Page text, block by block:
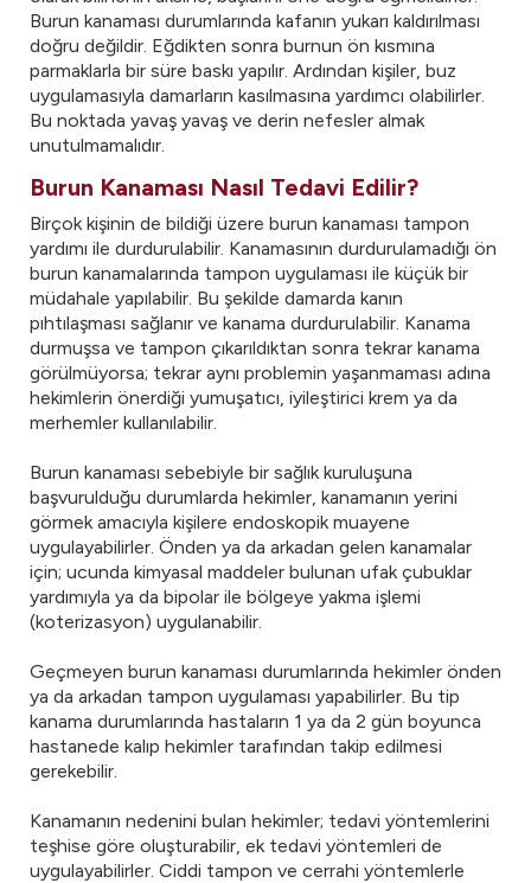
Burun kanaması durumlarında kafanın yukarı kaldırılması
doğru değildir. Eğdikten sonra burnun ön kısmına
parmaklarla bir süre baskı yapılır. Ardından kişiler, buz
uygulamasıyla damarların kasılmasına yardımcı olabilirler.
Bu noktada yavaş yavaş ve derin nefesler almak
unutulmamalıdır.
Burun Kanaması Nasıl Tedavi Edilir?
Birçok kişinin de bildiği üzere burun kanaması tampon
yardımı ile durdurulabilir. Kanamasının durdurulamadığı ön
burun kanamalarında tampon uygulaması ile küçük bir
müdahale yapılabilir. Bu şekilde damarda kanın
pıhtılaşması sağlanır ve kanama durdurulabilir. Kanama
durmuşsa ve tampon çıkarıldıktan sonra tekrar kanama
görülmüyorsa; tekrar aynı problemin yaşanmaması adına
hekimlerin önerdiği yumuşatıcı, iyileştirici krem ya da
merhemler kullanılabilir.
Burun kanaması sebebiyle bir sağlık kuruluşuna
başvurulduğu durumlarda hekimler, kanamanın yerini
görmek amacıyla kişilere endoskopik muayene
uygulayabilirler. Önden ya da arkadan gelen kanamalar
için; ucunda kimyasal maddeler bulunan ufak çubuklar
yardımıyla ya da bipolar ile bölgeye yakma işlemi
(koterizasyon) uygulanabilir.
Geçmeyen burun kanaması durumlarında hekimler önden
ya da arkadan tampon uygulaması yapabilirler. Bu tip
kanama durumlarında hastaların 1 ya da 2 gün boyunca
hastanede kalıp hekimler tarafından takip edilmesi
gerekebilir.
Kanamanın nedenini bulan hekimler; tedavi yöntemlerini
teşhise göre oluşturabilir, ek tedavi yöntemleri de
uygulayabilirler. Ciddi tampon ve cerrahi yöntemlerle